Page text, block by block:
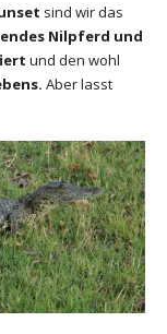
sind wir das
Nilpferd und
und den wohl
Aber lasst